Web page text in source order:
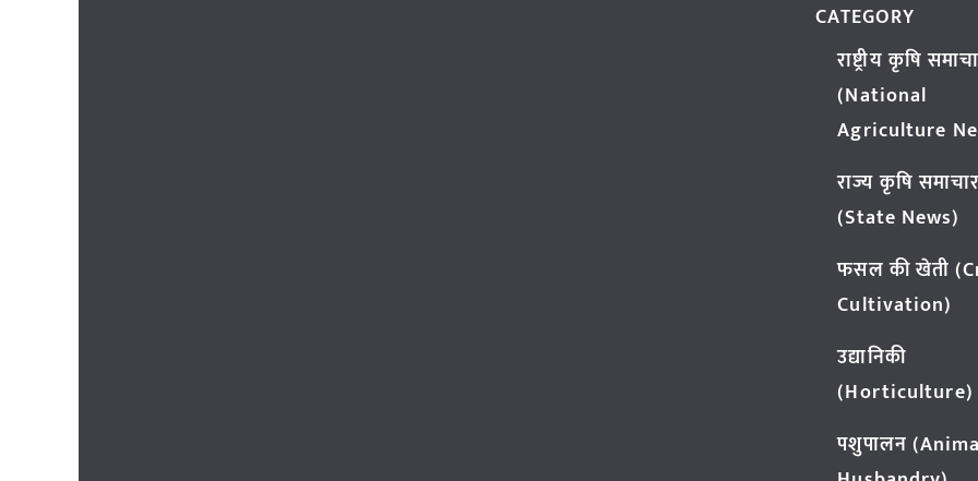
CATEGORY
राष्ट्रीय कृषि
(National
Agriculture
राज्य कृषि समाचार
(State News)
फसल की खेती
Cultivation)
उद्यानिकी
(Horticulture)
पशुपालन